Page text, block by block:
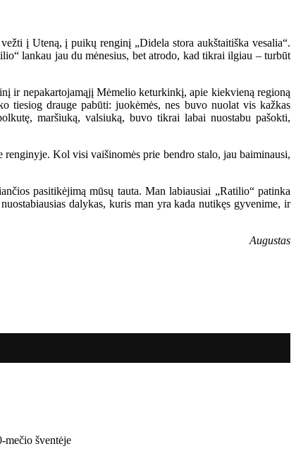
į Uteną, į puikų renginį „Didela stora aukštaitiška vesalia“.
lankau jau du mėnesius, bet atrodo, kad tikrai ilgiau – turbūt
ir nepakartojamąjį Mėmelio keturkinkį, apie kiekvieną regioną
tiesiog drauge pabūti: juokėmės, nes buvo nuolat vis kažkas
maršiuką, valsiuką, buvo tikrai labai nuostabu pašokti,
Kol visi vaišinomės prie bendro stalo, jau baiminausi,
pasitikėjimą mūsų tauta. Man labiausiai „Ratilio“ patinka
dalykas, kuris man yra kada nutikęs gyvenime, ir
Augustas